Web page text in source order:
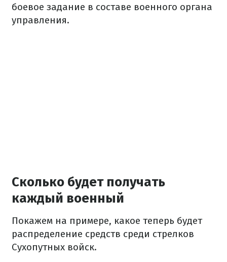
боевое задание в составе военного органа
управления.
Сколько будет получать
каждый военный
Покажем на примере, какое теперь будет
распределение средств среди стрелков
Сухопутных войск.